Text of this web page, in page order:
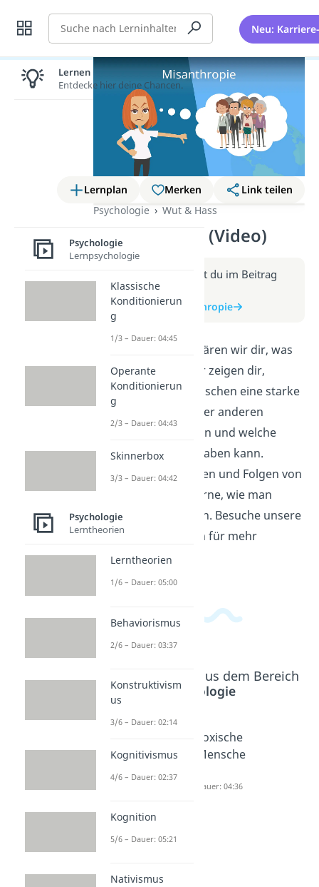
Suche Neu:
Lernplan Merken
Link teilen
Psychologie
Wut & Hass
Misanthropie (Video)
Weitere Infos erhältst du im Beitrag
zum Video
zum Beitrag: Misanthropie
In diesem Video erklären wir dir, was
Misanthropie ist. Wir zeigen dir,
warum manche Menschen eine starke
Abneigung gegenüber anderen
Menschen empfinden und welche
Auswirkungen das haben kann.
Verstehe die Ursachen und Folgen von
Misanthropie und lerne, wie man
damit umgehen kann. Besuche unsere
E-Learning Plattform für mehr
Informationen.
Beliebte Inhalte aus dem Bereich
Psychologie
t
e
Toxische
Mensche
Dauer: 04:36
Lernen lohnt sich!
Entdecke hier deine Chancen.
Psychologie
Lernpsychologie
Klassische
Konditionierun
g
1/3 – Dauer: 04:45
Operante
Konditionierun
g
2/3 – Dauer: 04:43
Skinnerbox
3/3 – Dauer: 04:42
Psychologie
Lerntheorien
Lerntheorien
1/6 – Dauer: 05:00
Behaviorismus
2/6 – Dauer: 03:37
Konstruktivism
us
3/6 – Dauer: 02:14
Kognitivismus
4/6 – Dauer: 02:37
Kognition
5/6 – Dauer: 05:21
Nativismus